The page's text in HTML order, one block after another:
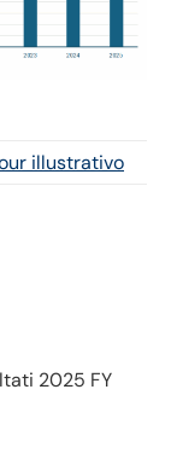
illustrativo
2025 FY